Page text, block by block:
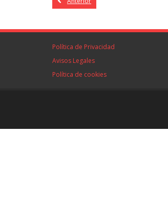
Política de Privacidad
Avisos Legales
Política de cookies